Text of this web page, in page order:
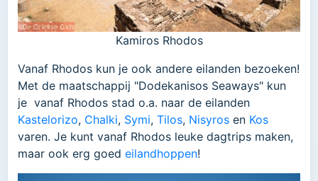
Kamiros Rhodos
Vanaf Rhodos kun je ook andere eilanden bezoeken!
Met de maatschappij "Dodekanisos Seaways" kun
je vanaf Rhodos stad o.a. naar de eilanden
Kastelorizo, Chalki, Symi, Tilos, Nisyros en Kos
varen. Je kunt vanaf Rhodos leuke dagtrips maken,
maar ook erg goed eilandhoppen!